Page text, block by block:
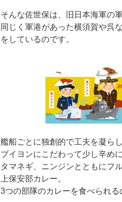
そんな佐世保は、旧日本海軍の
同じく軍港があった横須賀や呉
をしているのです。
艦船ごとに独創的で工夫を凝ら
ブイヨンにこだわって少し辛め
タマネギ、ニンジンとともにフ
上保安部カレー。
3つの部隊のカレーを食べられる